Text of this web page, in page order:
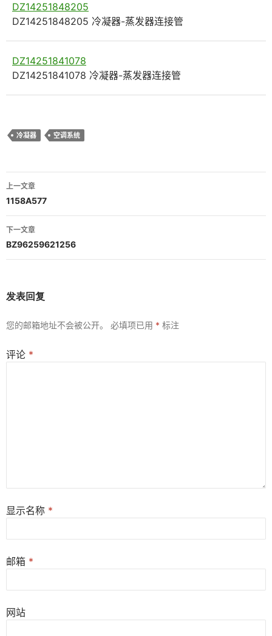
DZ14251848205
DZ14251848205 冷凝器-蒸发器连接管
DZ14251841078
DZ14251841078 冷凝器-蒸发器连接管
冷凝器 空调系统
文
章
导
航
上一文章
1158A577
下一文章
BZ96259621256
发表回复
您的邮箱地址不会被公开。 必填项已用 * 标注
评论 *
显示名称 *
邮箱 *
网站